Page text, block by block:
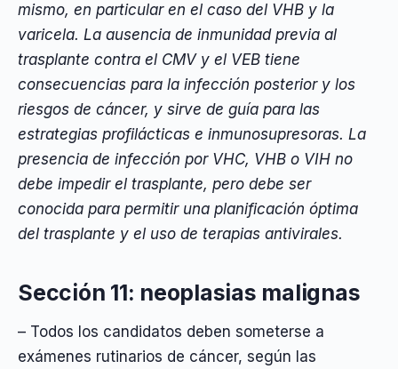
mismo, en particular en el caso del VHB y la
varicela. La ausencia de inmunidad previa al
trasplante contra el CMV y el VEB tiene
consecuencias para la infección posterior y los
riesgos de cáncer, y sirve de guía para las
estrategias profilácticas e inmunosupresoras. La
presencia de infección por VHC, VHB o VIH no
debe impedir el trasplante, pero debe ser
conocida para permitir una planificación óptima
del trasplante y el uso de terapias antivirales.
Sección 11: neoplasias malignas
– Todos los candidatos deben someterse a
exámenes rutinarios de cáncer, según las